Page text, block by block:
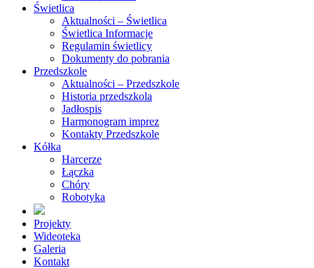
Świetlica
Aktualności – Świetlica
Świetlica Informacje
Regulamin świetlicy
Dokumenty do pobrania
Przedszkole
Aktualności – Przedszkole
Historia przedszkola
Jadłospis
Harmonogram imprez
Kontakty Przedszkole
Kółka
Harcerze
Łączka
Chóry
Robotyka
Projekty
Wideoteka
Galeria
Kontakt